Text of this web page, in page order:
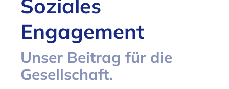
Soziales
Engagement
Unser Beitrag für die
Gesellschaft.